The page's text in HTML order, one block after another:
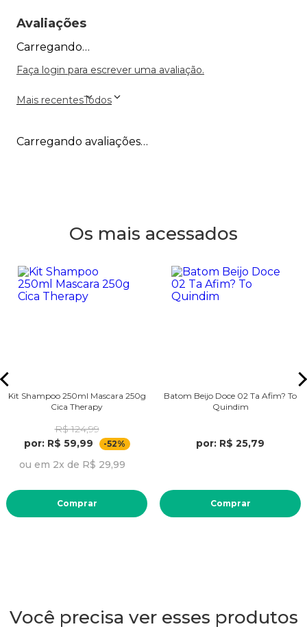
Avaliações
Carregando…
Faça login para escrever uma avaliação.
Mais recentesTodos
Carregando avaliações…
Os mais acessados
Kit Shampoo 250ml Mascara 250g
Cica Therapy
R$ 124,99
por: R$ 59,99
-52%
ou em 2x de R$ 29,99
Comprar
Batom Beijo Doce 02 Ta Afim? To
Quindim
por: R$ 25,79
Comprar
Você precisa ver esses produtos